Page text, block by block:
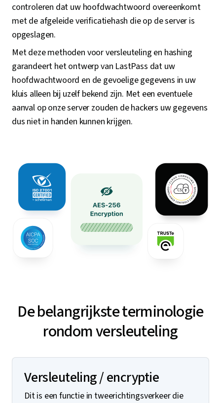
controleren dat uw hoofdwachtwoord overeenkomt
met de afgeleide verificatiehash die op de server is
opgeslagen.
Met deze methoden voor versleuteling en hashing
garandeert het ontwerp van LastPass dat uw
hoofdwachtwoord en de gevoelige gegevens in uw
kluis alleen bij uzelf bekend zijn. Met een eventuele
aanval op onze server zouden de hackers uw gegevens
dus niet in handen kunnen krijgen.
De belangrijkste terminologie
rondom versleuteling
Versleuteling / encryptie
Dit is een functie in tweerichtingsverkeer die